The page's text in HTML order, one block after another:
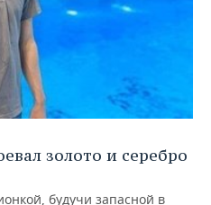
золото и серебро
будучи запасной в